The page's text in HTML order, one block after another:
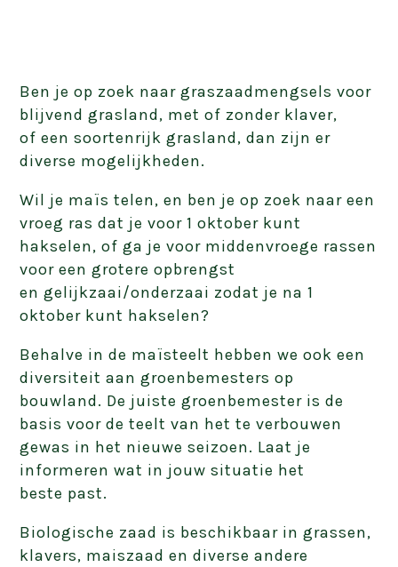
Ben je op zoek naar graszaadmengsels voor
blijvend grasland, met of zonder klaver,
ofeen soortenrijk grasland, dan zijn er
diverse mogelijkheden.
Wil je maïs telen, en ben je op zoek naar een
vroeg ras dat je voor 1 oktober kunt
hakselen, of ga je voor middenvroege rassen
voor een grotere opbrengst
engelijkzaai/onderzaai zodat je na 1
oktober kunt hakselen?
Behalve in de maïsteelt hebben we ook een
diversiteit aan groenbemesters op
bouwland. De juiste groenbemester is de
basis voor de teelt van het te verbouwen
gewas in het nieuwe seizoen. Laat je
informeren wat in jouw situatie het
beste past.
Biologische zaad is beschikbaar in grassen,
klavers, maiszaad en diverse andere